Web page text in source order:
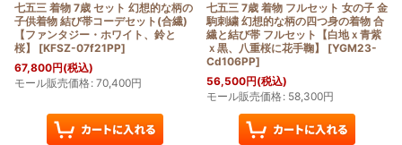
七五三 着物 7歳 セット 幻想的な柄の
子供着物 結び帯コーデセット(合繊)
【ファンタジー・ホワイト、鈴と
桜】
[KFSZ-07f21PP]
67,800円(税込)
モール販売価格: 70,400円
七五三 7歳 着物 フルセット 女の子 金
駒刺繍 幻想的な柄の四つ身の着物 合
繊と結び帯 フルセット【白地ｘ青紫
ｘ黒、八重桜に花手鞠】
[YGM23-
Cd106PP]
56,500円(税込)
モール販売価格: 58,300円